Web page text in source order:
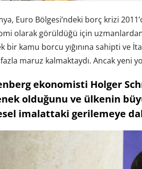
Euro Bölgesi’ndeki borç krizi
olarak görüldüğü için
bir kamu borcu yığınına sahipti ve
maruz kalmaktaydı. Ancak yeni
ekonomisti Holger
olduğunu ve ülkenin
imalattaki gerilemeye